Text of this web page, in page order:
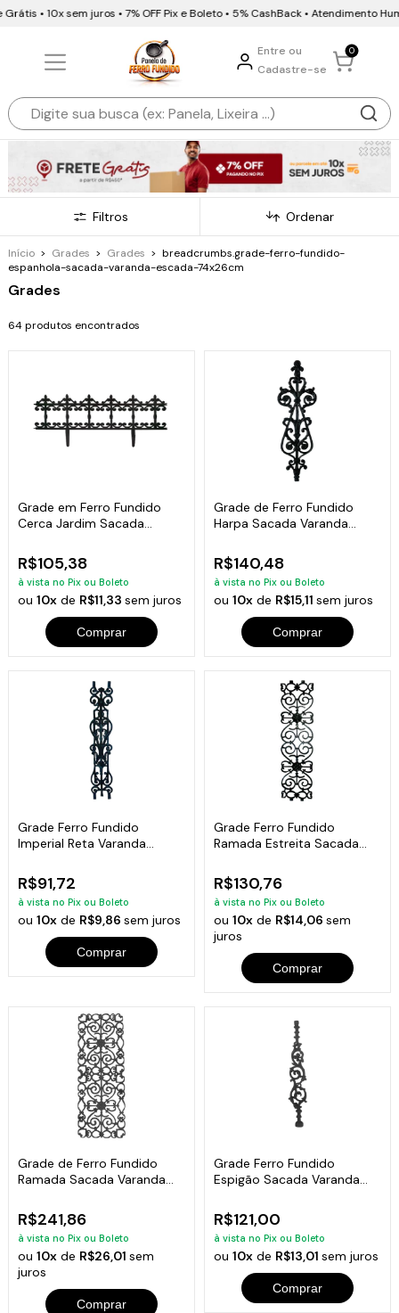
sem juros • 7% OFF Pix e Boleto • 5% CashBack • Atendimento Humanizado
Entre ou
Cadastre-se
0
Filtros Ordenar
Início > Grades > Grades > breadcrumbs.grade-ferro-fundido-
espanhola-sacada-varanda-escada-74x26cm
Grades
64 produtos encontrados
Grade em Ferro Fundido
Cerca Jardim Sacada
R$105,38
à vista no Pix ou Boleto
ou10x de R$11,33sem juros
Comprar
Grade de Ferro Fundido
Harpa Sacada Varanda
R$140,48
à vista no Pix ou Boleto
ou 10xde R$15,11 sem juros
Comprar
Grade Ferro Fundido
Imperial Reta Varanda
R$91,72
à vista no Pix ou Boleto
ou10x de R$9,86sem juros
Comprar
Grade Ferro Fundido
Ramada Estreita Sacada
R$130,76
à vista no Pix ou Boleto
ou 10xde R$14,06 sem
juros
Comprar
Grade de Ferro Fundido
Ramada Sacada Varanda
R$241,86
à vista no Pix ou Boleto
ou10x de R$26,01sem
juros
Comprar
Grade Ferro Fundido
Espigão Sacada Varanda
R$121,00
à vista no Pix ou Boleto
ou 10xde R$13,01 sem juros
Comprar